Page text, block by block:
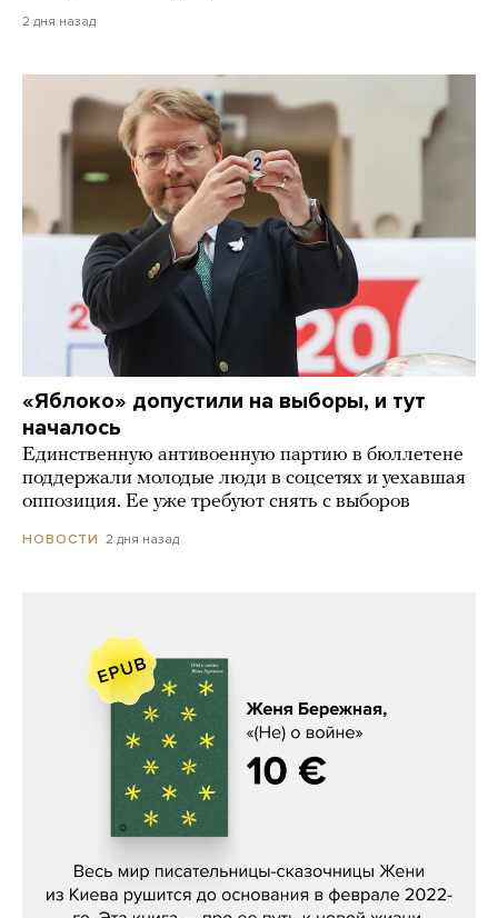
2 дня назад
«Яблоко» допустили на выборы, и тут
началось
Единственную антивоенную партию в бюллетене
поддержали молодые люди в соцсетях и уехавшая
оппозиция. Ее уже требуют снять с выборов
НОВОСТИ 2 дня назад
Женя Бережная, «(Не) о войне»